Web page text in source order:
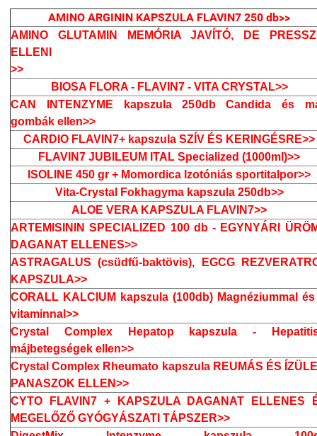
AMINO ARGININ KAPSZULA FLAVIN7 250 db>>
AMINO GLUTAMIN MEMÓRIA JAVÍTÓ, DE
ELLENI
>>
BIOSA FLORA - FLAVIN7 - VITA CRYSTAL>>
CAN INTENZYME kapszula 250db Candida és
gombák ellen>>
CARDIO FLAVIN7+ kapszula SZÍV ÉS KERINGÉSRE>>
FLAVIN7 JUBILEUM ITAL Specialized (1000ml)>>
ISOLINE 450 gr + Momordica Izotóniás sportitalpor>>
Vita-Crystal Fokhagyma kapszula 250db>>
ALOE VERA KAPSZULA FLAVIN7>>
ARTEMISININ SPECIALIZED 100 db - EGYNYÁRI
DAGANAT ELLENES>>
ASTRAGALUS (csüdfű-baktövis), EGCG
KAPSZULA>>
CORALL KALCIUM kapszula (100db) Magnéziummal
vitaminnal>>
Crystal Complex Hepatop kapszula -
májbetegségek ellen>>
Crystal Complex Rheumato kapszula REUMÁS ÉS
PANASZOK ELLEN>>
CYTO FLAVIN7 + KAPSZULA DAGANAT ELLENES
MEGELŐZŐ GYÓGYÁSZATI TÁPSZER>>